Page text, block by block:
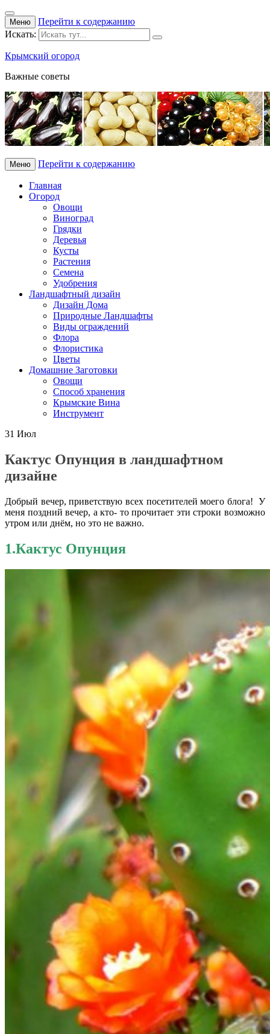
Меню
Перейти к содержанию
Искать:
Крымский огород
Важные советы
Меню Перейти к содержанию
Главная
Огород
Овощи
Виноград
Грядки
Деревья
Кусты
Растения
Семена
Удобрения
Ландшафтный дизайн
Дизайн Дома
Природные Ландшафты
Виды ограждений
Флора
Флористика
Цветы
Домашние Заготовки
Овощи
Способ хранения
Крымские Вина
Инструмент
31 Июл
Кактус Опунция в ландшафтном
дизайне
Добрый вечер, приветствую всех посетителей моего блога! У
меня поздний вечер, а кто- то прочитает эти строки возможно
утром или днём, но это не важно.
1.Кактус Опунция